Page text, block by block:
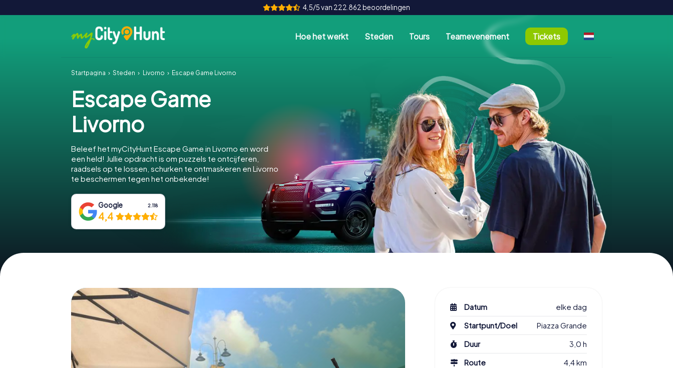
4,5/5 van 222.862 beoordelingen
Hoe het werkt Steden Tours Teamevenement Tickets
Startpagina Steden Livorno Escape Game Livorno
Escape Game
Livorno
Beleef het myCityHunt Escape Game in Livorno en word
een held! Jullie opdracht is om puzzels te ontcijferen,
raadsels op te lossen, schurken te ontmaskeren en Livorno
te beschermen tegen het onbekende!
Google 2.118
4,4
Datum
elke dag
Startpunt/Doel
Piazza Grande
Duur
3,0 h
Route
4,4 km